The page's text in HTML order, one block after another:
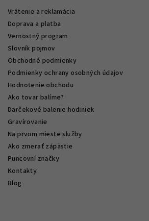
Vrátenie a reklamácia
Doprava a platba
Vernostný program
Slovník pojmov
Obchodné podmienky
Podmienky ochrany osobných údajov
Hodnotenie obchodu
Ako tovar balíme?
Darčekové balenie hodiniek
Gravírovanie
Na prvom mieste služby
Ako zmerať zápästie
Puncovní značky
Kontakty
Blog